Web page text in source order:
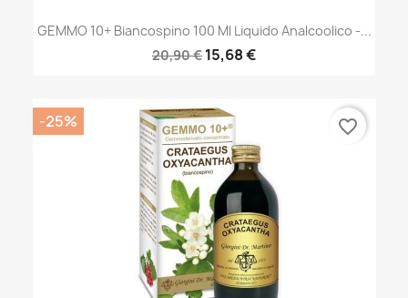
GEMMO 10+ Biancospino 100 Ml Liquido Analcoolico -...
20,90 € 15,68 €
-25% favorite_border